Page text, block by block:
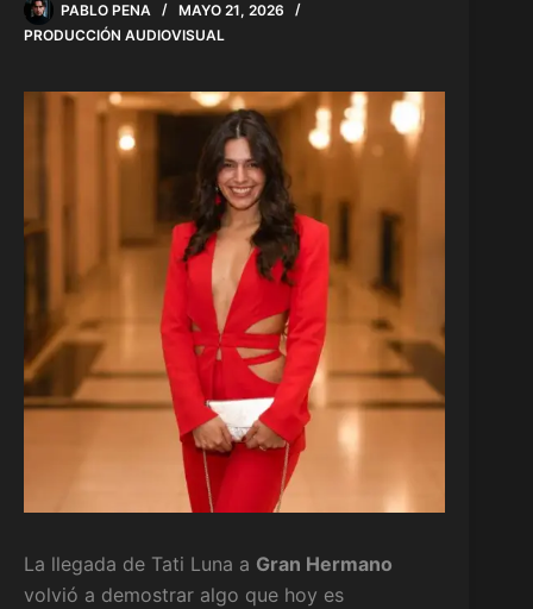
PABLO PENA
MAYO 21, 2026
PRODUCCIÓN AUDIOVISUAL
La llegada de Tati Luna a Gran Hermano
volvió a demostrar algo que hoy es